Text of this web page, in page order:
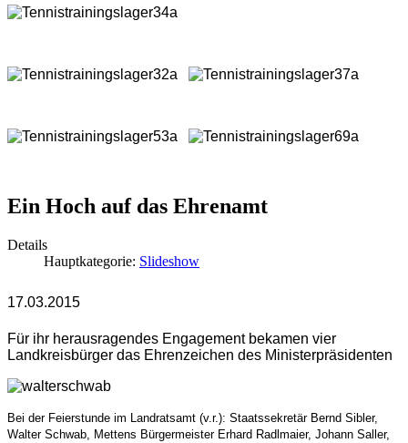
Ein Hoch auf das Ehrenamt
Details
Hauptkategorie: Slideshow
17.03.2015
Für ihr herausragendes Engagement bekamen vier
Landkreisbürger das Ehrenzeichen des Ministerpräsidenten
Bei der Feierstunde im Landratsamt (v.r.): Staatssekretär Bernd Sibler,
Walter Schwab, Mettens Bürgermeister Erhard Radlmaier, Johann Saller,